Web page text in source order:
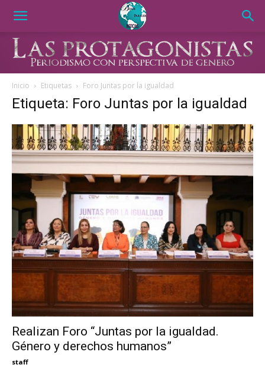
Inicio Etiquetas Foro Juntas por la igualdad
Etiqueta: Foro Juntas por la igualdad
Realizan Foro “Juntas por la igualdad.
Género y derechos humanos”
staff